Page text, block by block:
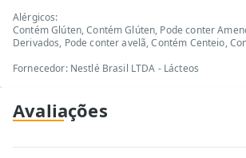
Alérgicos:
Contém Glúten, Contém Glúten, Pode conter
Derivados, Pode conter avelã, Contém Centeio,
Fornecedor: Nestlé Brasil LTDA - Lácteos
Avaliações